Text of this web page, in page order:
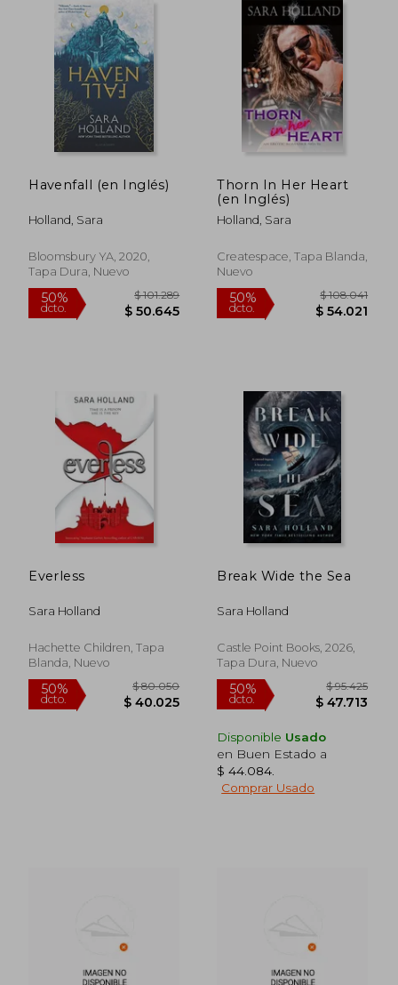
50%
dcto. $ 38.428
50%
dcto.
Havenfall (en Inglés)
Holland, Sara
Bloomsbury YA, 2020,
Tapa Dura, Nuevo
Thorn In Her Heart
(en Inglés)
Holland, Sara
Createspace, Tapa Blanda,
Nuevo
Everless
Sara Holland
Hachette Children, Tapa
Blanda, Nuevo
Break Wide the Sea
Sara Holland
Castle Point Books, 2026,
Tapa Dura, Nuevo
Disponible Usado
en Buen Estado a
$ 44.084
Comprar Usado